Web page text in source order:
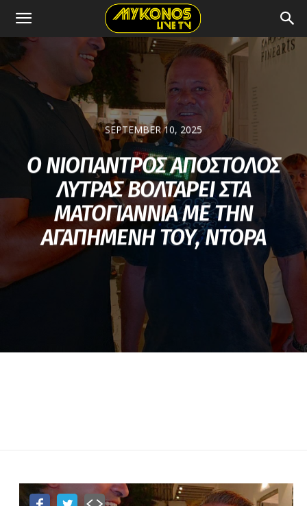
SEPTEMBER 10, 2025
Ο ΝΙΟΠΑΝΤΡΟΣ ΑΠΟΣΤΟΛΟΣ
ΛΥΤΡΑΣ ΒΟΛΤΑΡΕΙ ΣΤΑ
ΜΑΤΟΓΙΑΝΝΙΑ ΜΕ ΤΗΝ
ΑΓΑΠΗΜΕΝΗ ΤΟΥ, ΝΤΟΡΑ